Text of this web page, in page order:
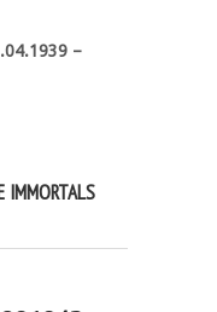
–
IMMORTALS